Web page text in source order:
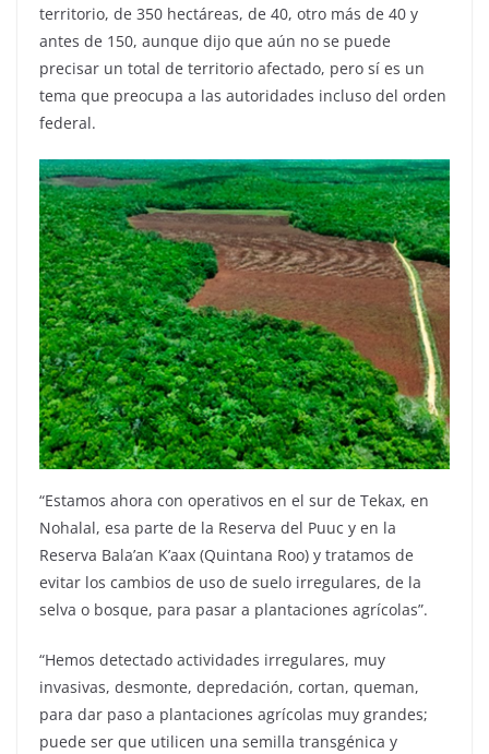
territorio, de 350 hectáreas, de 40, otro más de 40 y
antes de 150, aunque dijo que aún no se puede
precisar un total de territorio afectado, pero sí es un
tema que preocupa a las autoridades incluso del orden
federal.
“Estamos ahora con operativos en el sur de Tekax, en
Nohalal, esa parte de la Reserva del Puuc y en la
Reserva Bala’an K’aax (Quintana Roo) y tratamos de
evitar los cambios de uso de suelo irregulares, de la
selva o bosque, para pasar a plantaciones agrícolas”.
“Hemos detectado actividades irregulares, muy
invasivas, desmonte, depredación, cortan, queman,
para dar paso a plantaciones agrícolas muy grandes;
puede ser que utilicen una semilla transgénica y